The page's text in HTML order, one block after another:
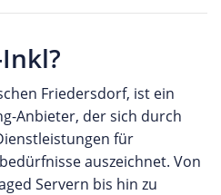
Friedersdorf, ist ein
Anbieter, der sich durch
für
auszeichnet. Von
Servern bis hin zu